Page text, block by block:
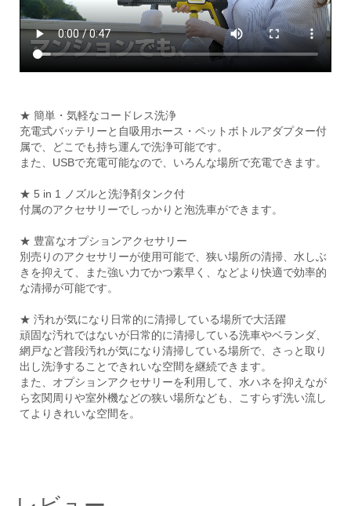
★ 簡単・気軽なコードレス洗浄
充電式バッテリーと自吸用ホース・ペットボトルアダプター付
属で、どこでも持ち運んで洗浄可能です。
また、USBで充電可能なので、いろんな場所で充電できます。
★ 5 in 1 ノズルと洗浄剤タンク付
付属のアクセサリーでしっかりと泡洗車ができます。
★ 豊富なオプションアクセサリー
別売りのアクセサリーが使用可能で、狭い場所の清掃、水しぶ
きを抑えて、また強い力でかつ素早く、などより快適で効率的
な清掃が可能です。
★ 汚れが気になり日常的に清掃している場所で大活躍
頑固な汚れではないが日常的に清掃している洗車やベランダ、
網戸など普段汚れが気になり清掃している場所で、さっと取り
出し洗浄することできれいな空間を継続できます。
また、オプションアクセサリーを利用して、水ハネを抑えなが
ら玄関周りや室外機などの狭い場所なども、こすらず洗い流し
てよりきれいな空間を。